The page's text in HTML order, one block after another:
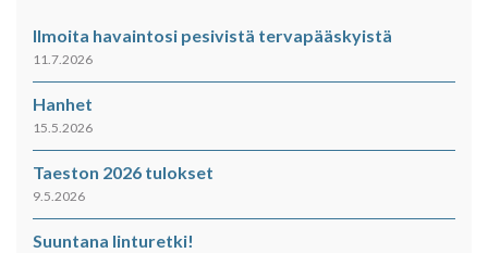
Ilmoita havaintosi pesivistä tervapääskyistä
11.7.2026
Hanhet
15.5.2026
Taeston 2026 tulokset
9.5.2026
Suuntana linturetki!